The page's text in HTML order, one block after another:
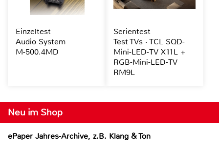
Neu im Shop
ePaper Jahres-Archive, z.B. Klang & Ton
Einzeltest
Audio System
M-500.4MD
Serientest
Test TVs · TCL SQD-
Mini-LED-TV X11L +
RGB-Mini-LED-TV
RM9L